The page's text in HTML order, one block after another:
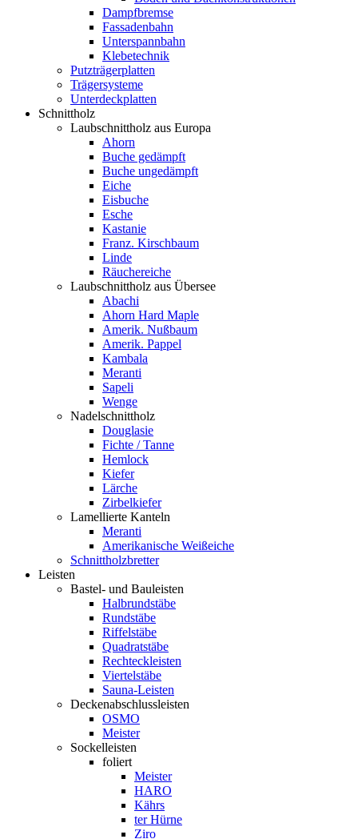
Dampfbremse
Fassadenbahn
Unterspannbahn
Klebetechnik
Putzträgerplatten
Trägersysteme
Unterdeckplatten
Schnittholz
Laubschnittholz aus Europa
Ahorn
Buche gedämpft
Buche ungedämpft
Eiche
Eisbuche
Esche
Kastanie
Franz. Kirschbaum
Linde
Räuchereiche
Laubschnittholz aus Übersee
Abachi
Ahorn Hard Maple
Amerik. Nußbaum
Amerik. Pappel
Kambala
Meranti
Sapeli
Wenge
Nadelschnittholz
Douglasie
Fichte / Tanne
Hemlock
Kiefer
Lärche
Zirbelkiefer
Lamellierte Kanteln
Meranti
Amerikanische Weißeiche
Schnittholzbretter
Leisten
Bastel- und Bauleisten
Halbrundstäbe
Rundstäbe
Riffelstäbe
Quadratstäbe
Rechteckleisten
Viertelstäbe
Sauna-Leisten
Deckenabschlussleisten
OSMO
Meister
Sockelleisten
foliert
Meister
HARO
Kährs
ter Hürne
Ziro